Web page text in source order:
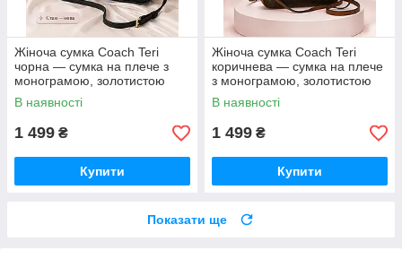
Жіноча сумка Coach Teri
чорна — сумка на плече з
монограмою, золотистою
фурнітурою та ремінцем
В наявності
1 499 ₴
Купити
Жіноча сумка Coach Teri
коричнева — сумка на плече
з монограмою, золотистою
фурнітурою та ремінцем
В наявності
1 499 ₴
Купити
Показати ще